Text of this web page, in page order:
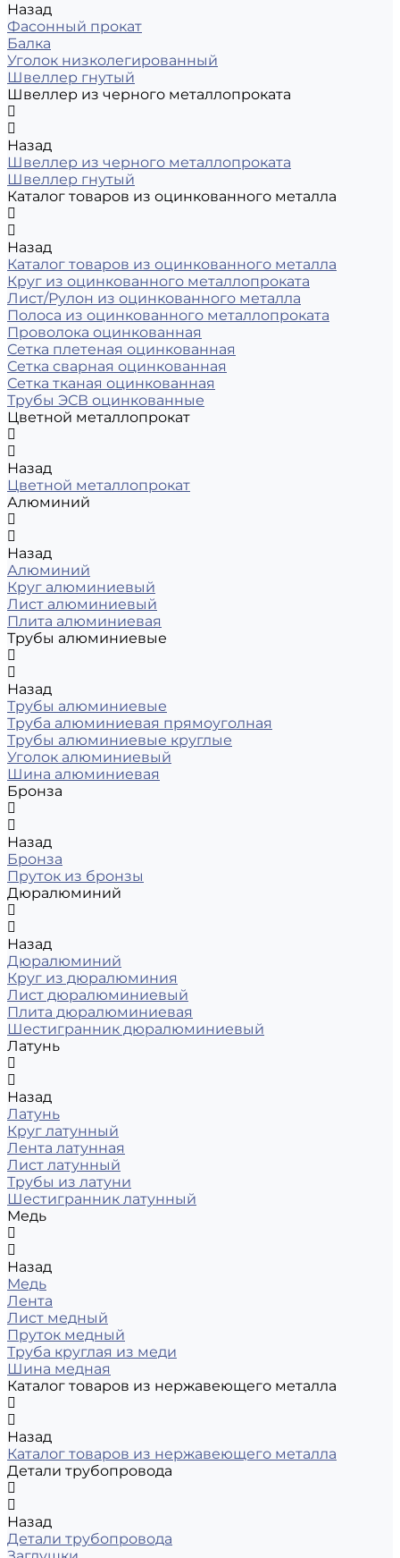
Назад
Фасонный прокат
Балка
Уголок низколегированный
Швеллер гнутый
Швеллер из черного металлопроката
Назад
Швеллер из черного металлопроката
Швеллер гнутый
Каталог товаров из оцинкованного металла
Назад
Каталог товаров из оцинкованного металла
Круг из оцинкованного металлопроката
Лист/Рулон из оцинкованного металла
Полоса из оцинкованного металлопроката
Проволока оцинкованная
Сетка плетеная оцинкованная
Сетка сварная оцинкованная
Сетка тканая оцинкованная
Трубы ЭСВ оцинкованные
Цветной металлопрокат
Назад
Цветной металлопрокат
Алюминий
Назад
Алюминий
Круг алюминиевый
Лист алюминиевый
Плита алюминиевая
Трубы алюминиевые
Назад
Трубы алюминиевые
Труба алюминиевая прямоуголная
Трубы алюминиевые круглые
Уголок алюминиевый
Шина алюминиевая
Бронза
Назад
Бронза
Пруток из бронзы
Дюралюминий
Назад
Дюралюминий
Круг из дюралюминия
Лист дюралюминиевый
Плита дюралюминиевая
Шестигранник дюралюминиевый
Латунь
Назад
Латунь
Круг латунный
Лента латунная
Лист латунный
Трубы из латуни
Шестигранник латунный
Медь
Назад
Медь
Лента
Лист медный
Пруток медный
Труба круглая из меди
Шина медная
Каталог товаров из нержавеющего металла
Назад
Каталог товаров из нержавеющего металла
Детали трубопровода
Назад
Детали трубопровода